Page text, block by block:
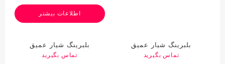
اطلاعات بیشتر
بلبرینگ شیار عمیق
62022RS
تماس بگیرید
بلبرینگ شیار عمیق
62032RS C3
تماس بگیرید